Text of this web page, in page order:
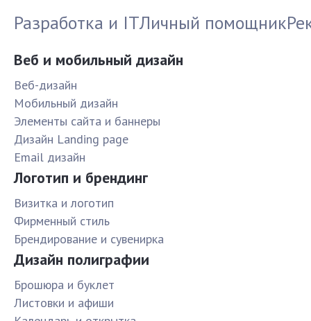
Разработка и ITЛичный помощник
Веб и мобильный дизайн
Веб-дизайн
Мобильный дизайн
Элементы сайта и баннеры
Дизайн Landing page
Email дизайн
Логотип и брендинг
Визитка и логотип
Фирменный стиль
Брендирование и сувенирка
Дизайн полиграфии
Брошюра и буклет
Листовки и афиши